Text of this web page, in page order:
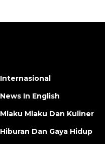
Internasional
News In English
Mlaku Mlaku Dan Kuliner
Hiburan Dan Gaya Hidup